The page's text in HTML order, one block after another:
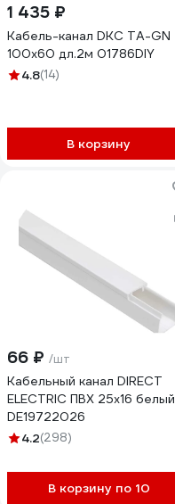
1 435 ₽
Кабель-канал DKC TA-GN
100x60 дл.2м 01786DIY
4.8(14)
В корзину
66 ₽ /шт
Кабельный канал DIRECT
ELECTRIC ПВХ 25x16 белый
DE19722026
4.2(298)
В корзину по 10